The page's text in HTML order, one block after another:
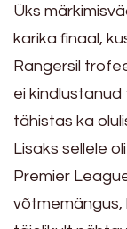
Üks
karika finaal,
Rangersil
ei
tähistas ka
Lisaks sellele
Premier
võtmemängus,